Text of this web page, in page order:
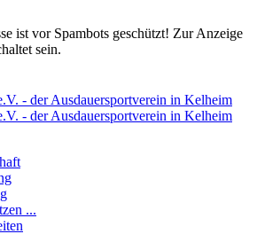
ist vor Spambots geschützt! Zur Anzeige
sein.
...